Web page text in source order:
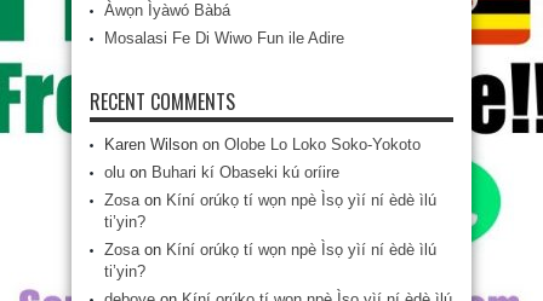
Àwọn Ìyàwó Bàbá
Mosalasi Fe Di Wiwo Fun ile Adire
RECENT COMMENTS
Karen Wilson on Olobe Lo Loko Soko-Yokoto
olu on Buhari kí Obaseki kú oríire
Zosaon Kíní orúkọ tí wọn npè Ìsọ yìí ní èdè ìlú
ti’yin?
Zosaon Kíní orúkọ tí wọn npè Ìsọ yìí ní èdè ìlú
ti’yin?